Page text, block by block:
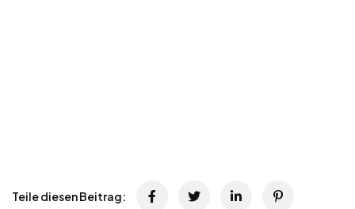
Teile diesen Beitrag: